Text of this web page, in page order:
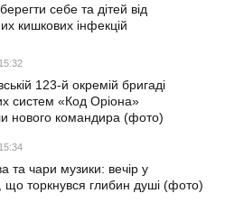
себе та дітей від
кишкових інфекцій
123-й окремій бригаді
систем «Код Оріона»
нового командира (фото)
та чари музики: вечір у
що торкнувся глибин душі (фото)